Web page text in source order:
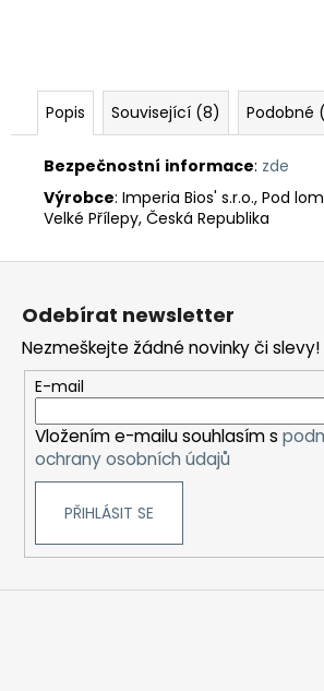
Popis Související (8) Podobné
Bezpečnostní informace: zde
Výrobce: Imperia Bios' s.r.o., Pod
Velké Přílepy, Česká Republika
Odebírat newsletter
Nezmeškejte žádné novinky či slevy!
E-mail
Vložením e-mailu souhlasím s
ochrany osobních údajů
PŘIHLÁSIT SE